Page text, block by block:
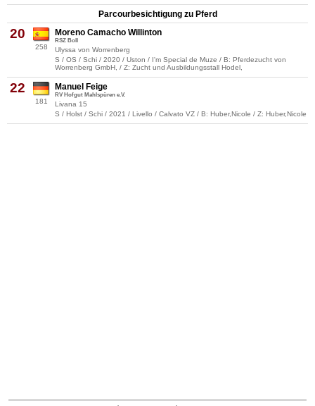
Parcourbesichtigung zu Pferd
20
258
Moreno Camacho Willinton
RSZ Boll
Ulyssa von Worrenberg
S / OS / Schi / 2020 / Uston / I'm Special de Muze / B: Pferdezucht von
Worrenberg GmbH, / Z: Zucht und Ausbildungsstall Hodel,
22
181
Manuel Feige
RV Hofgut Mahlspüren e.V.
Livana 15
S / Holst / Schi / 2021 / Livello / Calvato VZ / B: Huber,Nicole / Z: Huber,Nicole